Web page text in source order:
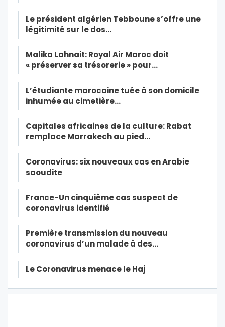
Le président algérien Tebboune s’offre une
légitimité sur le dos…
Malika Lahnait: Royal Air Maroc doit
« préserver sa trésorerie » pour…
L’étudiante marocaine tuée à son domicile
inhumée au cimetière…
Capitales africaines de la culture: Rabat
remplace Marrakech au pied…
Coronavirus: six nouveaux cas en Arabie
saoudite
France-Un cinquième cas suspect de
coronavirus identifié
Première transmission du nouveau
coronavirus d’un malade à des…
Le Coronavirus menace le Haj